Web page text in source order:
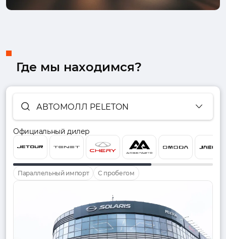
Где мы находимся?
АВТОМОЛЛ PELETON
Официальный дилер
Параллельный импорт С пробегом